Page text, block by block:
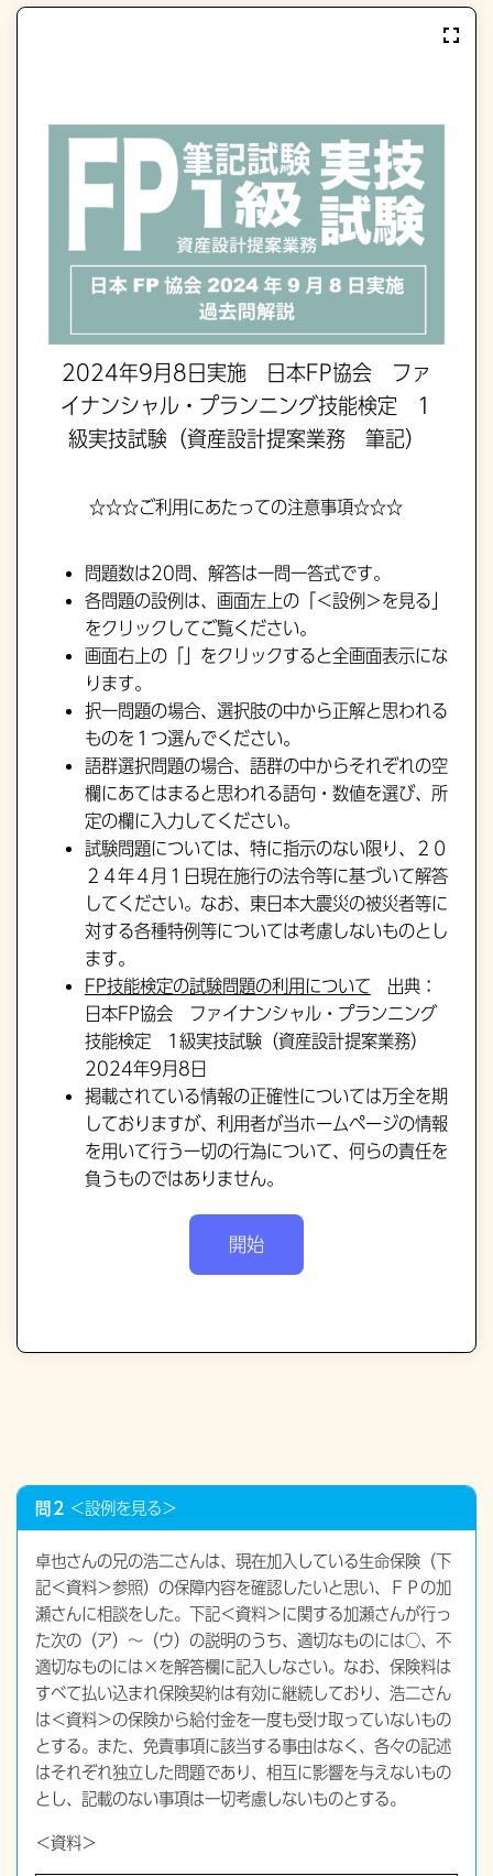
2024年9月8日実施 日本FP協会 ファ
イナンシャル・プランニング技能検定 1
級実技試験（資産設計提案業務 筆記）
☆☆☆ご利用にあたっての注意事項☆☆☆
問題数は20問、解答は一問一答式です。
各問題の設例は、画面左上の「＜設例＞を見る」
をクリックしてご覧ください。
画面右上の「」をクリックすると全画面表示にな
ります。
択一問題の場合、選択肢の中から正解と思われる
ものを１つ選んでください。
語群選択問題の場合、語群の中からそれぞれの空
欄にあてはまると思われる語句・数値を選び、所
定の欄に入力してください。
試験問題については、特に指示のない限り、２０
２４年４月１日現在施行の法令等に基づいて解答
してください。なお、東日本大震災の被災者等に
対する各種特例等については考慮しないものとし
ます。
FP技能検定の試験問題の利用について 出典：
日本FP協会 ファイナンシャル・プランニング
技能検定 1級実技試験（資産設計提案業務）
2024年9月8日
掲載されている情報の正確性については万全を期
しておりますが、利用者が当ホームページの情報
を用いて行う一切の行為について、何らの責任を
負うものではありません。
問２ ＜設例を見る＞
卓也さんの兄の浩二さんは、現在加入している生命保険（下
記＜資料＞参照）の保障内容を確認したいと思い、ＦＰの加
瀬さんに相談をした。下記＜資料＞に関する加瀬さんが行っ
た次の（ア）～（ウ）の説明のうち、適切なものには○、不
適切なものには×を解答欄に記入しなさい。なお、保険料は
すべて払い込まれ保険契約は有効に継続しており、浩二さん
は＜資料＞の保険から給付金を一度も受け取っていないもの
とする。また、免責事項に該当する事由はなく、各々の記述
はそれぞれ独立した問題であり、相互に影響を与えないもの
とし、記載のない事項は一切考慮しないものとする。
＜資料＞